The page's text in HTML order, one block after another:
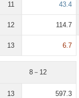
11 43.4
12 114.7
13 6.7
8－12
13 597.3